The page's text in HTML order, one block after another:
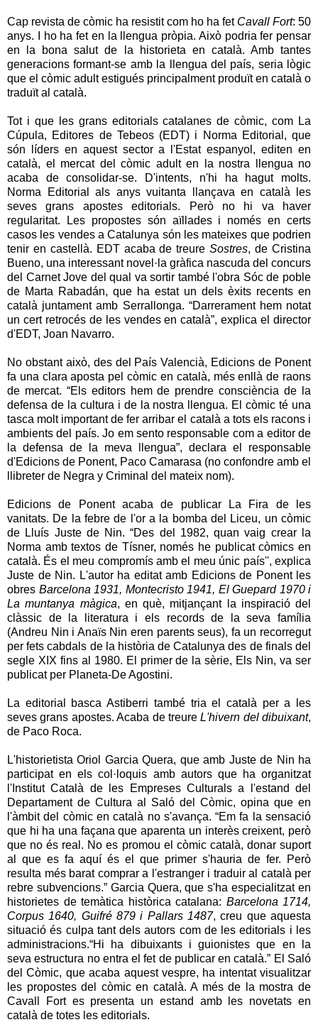
Cap revista de còmic ha resistit com ho ha fet Cavall Fort: 50
anys. I ho ha fet en la llengua pròpia. Això podria fer pensar
en la bona salut de la historieta en català. Amb tantes
generacions formant-se amb la llengua del país, seria lògic
que el còmic adult estigués principalment produït en català o
traduït al català.
Tot i que les grans editorials catalanes de còmic, com La
Cúpula, Editores de Tebeos (EDT) i Norma Editorial, que
són líders en aquest sector a l'Estat espanyol, editen en
català, el mercat del còmic adult en la nostra llengua no
acaba de consolidar-se. D'intents, n'hi ha hagut molts.
Norma Editorial als anys vuitanta llançava en català les
seves grans apostes editorials. Però no hi va haver
regularitat. Les propostes són aïllades i només en certs
casos les vendes a Catalunya són les mateixes que podrien
tenir en castellà. EDT acaba de treureSostres, de Cristina
Bueno, una interessant novel·la gràfica nascuda del concurs
del Carnet Jove del qual va sortir també l'obra Sóc de poble
de Marta Rabadán, que ha estat un dels èxits recents en
català juntament amb Serrallonga. “Darrerament hem notat
un cert retrocés de les vendes en català”, explica el director
d'EDT, Joan Navarro.
No obstant això, des del País Valencià, Edicions de Ponent
fa una clara aposta pel còmic en català, més enllà de raons
de mercat. “Els editors hem de prendre consciència de la
defensa de la cultura i de la nostra llengua. El còmic té una
tasca molt important de fer arribar el català a tots els racons i
ambients del país. Jo em sento responsable com a editor de
la defensa de la meva llengua”, declara el responsable
d'Edicions de Ponent, Paco Camarasa (no confondre amb el
llibreter de Negra y Criminal del mateix nom).
Edicions de Ponent acaba de publicar La Fira de les
vanitats. De la febre de l'or a la bomba del Liceu, un còmic
de Lluís Juste de Nin. “Des del 1982, quan vaig crear la
Norma amb textos de Tísner, només he publicat còmics en
català. És el meu compromís amb el meu únic país'', explica
Juste de Nin. L'autor ha editat amb Edicions de Ponent les
obres Barcelona 1931, Montecristo 1941, El Guepard 1970 i
La muntanya màgica, en què, mitjançant la inspiració del
clàssic de la literatura i els records de la seva família
(Andreu Nin i Anaïs Nin eren parents seus), fa un recorregut
per fets cabdals de la història de Catalunya des de finals del
segle XIX fins al 1980. El primer de la sèrie, Els Nin, va ser
publicat per Planeta-De Agostini.
La editorial basca Astiberri també tria el català per a les
seves grans apostes. Acaba de treureL'hivern del dibuixant,
de Paco Roca.
L'historietista Oriol Garcia Quera, que amb Juste de Nin ha
participat en els col·loquis amb autors que ha organitzat
l'Institut Català de les Empreses Culturals a l'estand del
Departament de Cultura al Saló del Còmic, opina que en
l'àmbit del còmic en català no s'avança. “Em fa la sensació
que hi ha una façana que aparenta un interès creixent, però
que no és real. No es promou el còmic català, donar suport
al que es fa aquí és el que primer s'hauria de fer. Però
resulta més barat comprar a l'estranger i traduir al català per
rebre subvencions.” Garcia Quera, que s'ha especialitzat en
historietes de temàtica històrica catalana: Barcelona 1714,
Corpus 1640, Guifré 879 i Pallars 1487, creu que aquesta
situació és culpa tant dels autors com de les editorials i les
administracions.“Hi ha dibuixants i guionistes que en la
seva estructura no entra el fet de publicar en català.” El Saló
del Còmic, que acaba aquest vespre, ha intentat visualitzar
les propostes del còmic en català. A més de la mostra de
Cavall Fort es presenta un estand amb les novetats en
català de totes les editorials.